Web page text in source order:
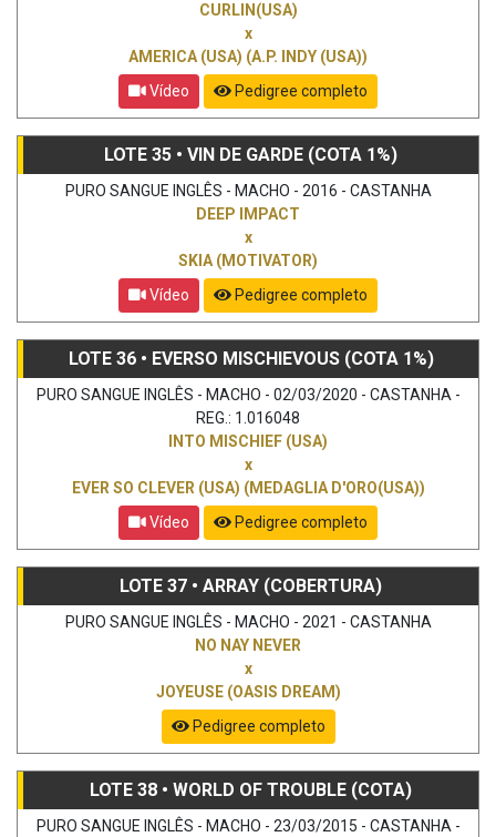
CURLIN(USA)
x
AMERICA (USA) (A.P. INDY (USA))
Vídeo
Pedigree completo
LOTE 35 • VIN DE GARDE (COTA 1%)
PURO SANGUE INGLÊS - MACHO - 2016 - CASTANHA
DEEP IMPACT
x
SKIA (MOTIVATOR)
Vídeo
Pedigree completo
LOTE 36 • EVERSO MISCHIEVOUS (COTA 1%)
PURO SANGUE INGLÊS - MACHO - 02/03/2020 - CASTANHA -
REG.: 1.016048
INTO MISCHIEF (USA)
x
EVER SO CLEVER (USA) (MEDAGLIA D'ORO(USA))
Vídeo
Pedigree completo
LOTE 37 • ARRAY (COBERTURA)
PURO SANGUE INGLÊS - MACHO - 2021 - CASTANHA
NO NAY NEVER
x
JOYEUSE (OASIS DREAM)
Pedigree completo
LOTE 38 • WORLD OF TROUBLE (COTA)
PURO SANGUE INGLÊS - MACHO - 23/03/2015 - CASTANHA -